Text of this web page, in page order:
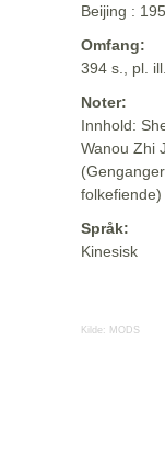
Beijing :
Omfang:
394 s., pl. ill.
Noter:
Innhold:
Wanou Zhi
folkefiende)
Språk:
Kinesisk
Kilde: MODS